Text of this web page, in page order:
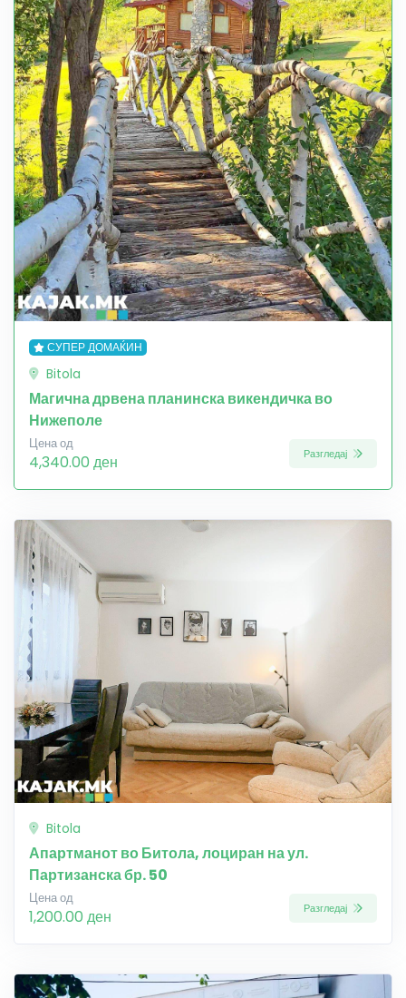
СУПЕР ДОМАЌИН
Bitola
Магична дрвена планинска викендичка во
Нижеполе
Цена од
4,340.00 ден Разгледај
Bitola
Апартманот во Битола, лоциран на ул.
Партизанска бр. 50
Цена од
1,200.00 ден Разгледај